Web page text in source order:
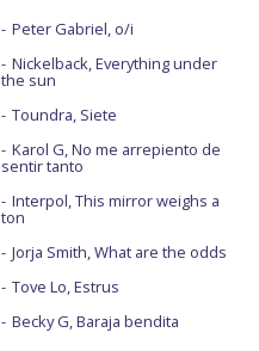
Peter Gabriel, o/i
Nickelback, Everything under
the sun
Toundra, Siete
Karol G, No me arrepiento de
sentir tanto
Interpol, This mirror weighs a
ton
Jorja Smith, What are the odds
Tove Lo, Estrus
Becky G, Baraja bendita